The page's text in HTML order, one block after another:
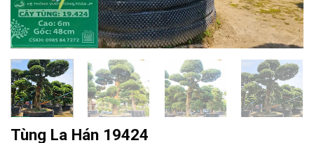
Tùng La Hán 19424